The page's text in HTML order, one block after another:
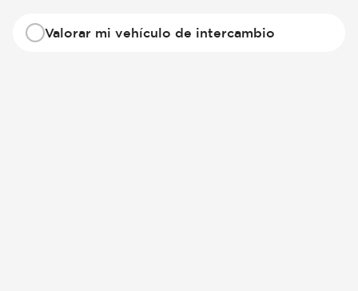
Valorar mi vehículo de intercambio